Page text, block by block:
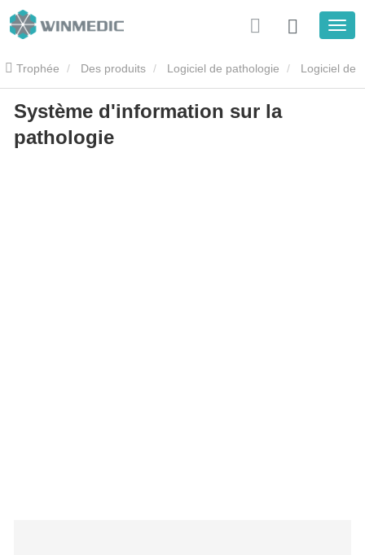
Trophée Des produits Logiciel de pathologie Logiciel de
laboratoire de pathologie Système d'information sur la pathologie
Système d'information sur la
pathologie